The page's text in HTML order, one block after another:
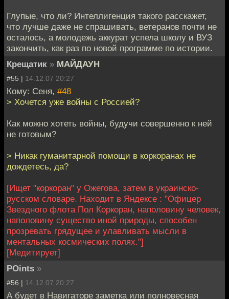
Глупые, что ли? Интеллигенция такого расскажет,
что лучше даже не спрашивать, ветеранов почти не
осталось, а молодежь аккурат успела школу и ВУЗ
закончить, как раз по новой программе по истории.
Крещатик » МАЙДАУН
#55 | 14.12.07 20:27
Кому: Сеня, #48
> Хочется уже войны с Россией?
Как можно хотеть войны, будучи совершенно к ней
не готовым?
> Никак гуманитарной помощи в коркоранах не
дождетесь, да?
[Ищет "коркоран" у Ожегова, затем в украинско-
русском словаре. Находит в Яндексе : "Офицер
Звездного флота Пол Коркоран, наполовину человек,
наполовину существо иной природы, способен
прозревать грядущее и улавливать мысли в
ментальных космических полях."]
[Медитирует]
POints »
#56 | 14.12.07 20:27
А будет в Навигаторе заметка или полновесная